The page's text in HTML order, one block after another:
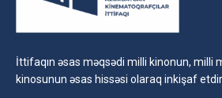
İttifaqın əsas məqsədi milli kinonun, milli
kinosunun əsas hissəsi olaraq inkişaf